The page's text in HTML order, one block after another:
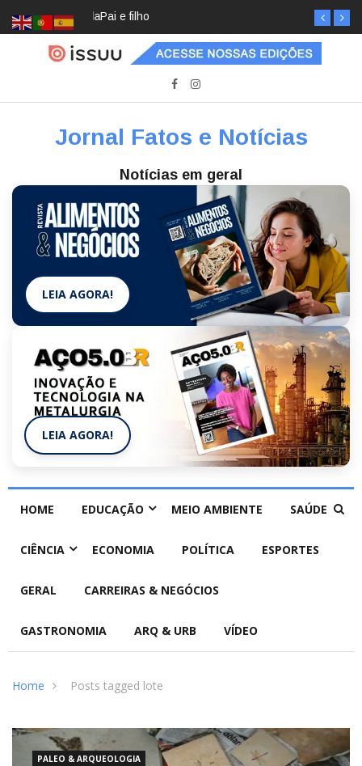
Pai e filho
Jornal Fatos e Notícias
Notícias em geral
LEIA AGORA!
LEIA AGORA!
HOME EDUCAÇÃO MEIO AMBIENTE SAÚDE
CIÊNCIA ECONOMIA POLÍTICA ESPORTES
GERAL CARREIRAS & NEGÓCIOS
GASTRONOMIA ARQ & URB VÍDEO
Home Posts tagged lote
PALEO & ARQUEOLOGIA